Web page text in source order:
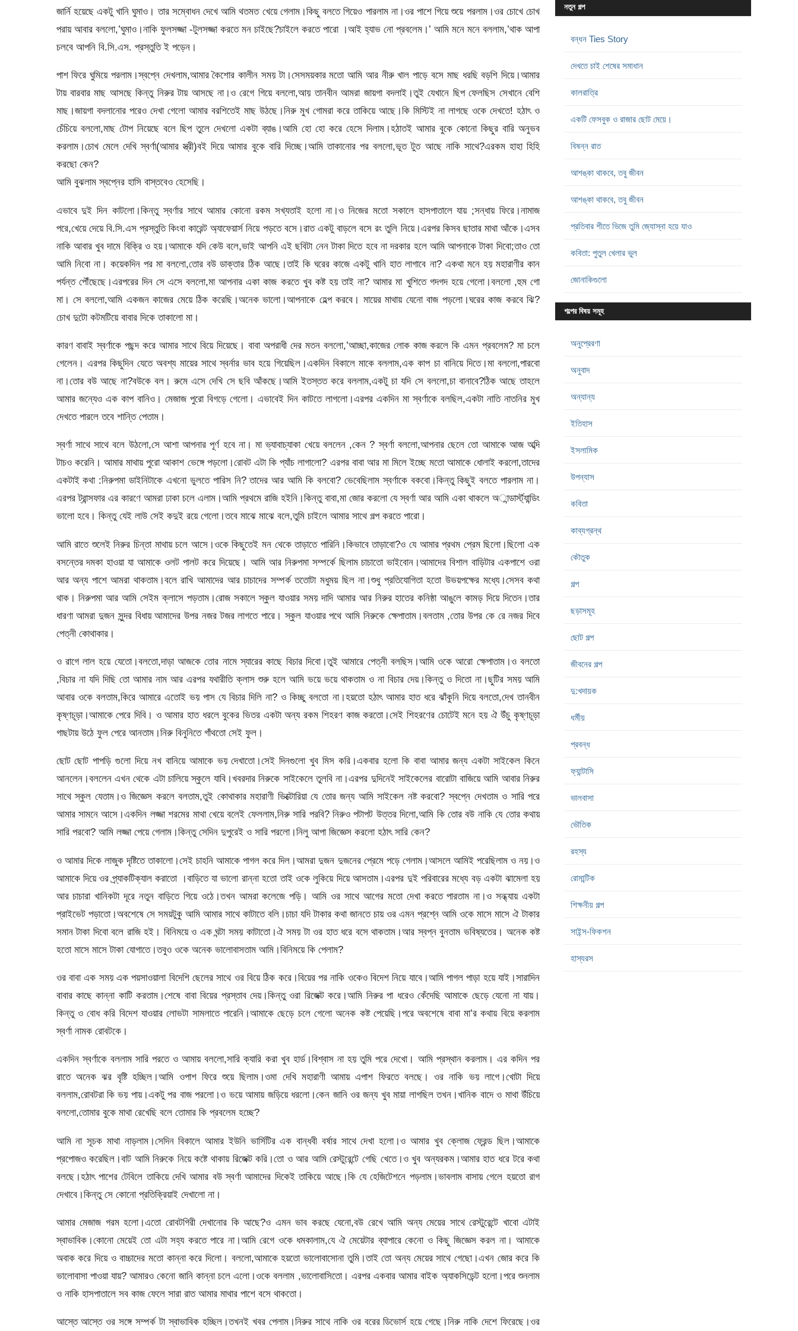
জার্নি হয়েছে একটু খানি ঘুমাও। তার সম্বোধন দেখে আমি থতমত খেয়ে গেলাম।কিছু বলতে গিয়েও পারলাম না।ওর পাশে গিয়ে শুয়ে পরলাম।ওর চোখে চোখ
পরায় আবার বললো,’ঘুমাও।নাকি ফুলসজ্জা -টুলসজ্জা করতে মন চাইছে?চাইলে করতে পারো ।আই হ্যাভ নো প্রবলেম।’ আমি মনে মনে বললাম,’থাক আপা
চলবে আপনি বি.সি.এস. প্রস্তুতি ই পড়েন।
পাশ ফিরে ঘুমিয়ে পরলাম।স্বপ্নে দেখলাম,আমার কৈশোর কালীন সময় টা।সেসময়কার মতো আমি আর নীরু খাল পাড়ে বসে মাছ ধরছি বড়শি দিয়ে।আমার
টায় বারবার মাছ আসছে কিন্তু নিরুর টায় আসছে না।ও রেগে গিয়ে বললো,আয় তানবীন আমরা জায়গা বদলাই।তুই যেখানে ছিপ ফেলছিস সেখানে বেশি
মাছ।জায়গা বদলানোর পরেও দেখা গেলো আমার বরশিতেই মাছ উঠছে।নিরু মুখ গোমরা করে তাকিয়ে আছে।কি মিস্টিই না লাগছে ওকে দেখতে! হঠাৎ ও
চেঁচিয়ে বললো,মাছ টোপ নিয়েছে বলে ছিপ তুলে দেখলো একটা ব্যাঙ।আমি হো হো করে হেসে দিলাম।হঠাতই আমার বুকে কোনো কিছুর বারি অনুভব
করলাম।চোখ মেলে দেখি স্বর্ণা(আমার স্ত্রী)বই দিয়ে আমার বুকে বারি দিচ্ছে।আমি তাকানোর পর বললো,ভূত টুত আছে নাকি সাথে?এরকম হাহা হিহি
করছো কেন?
আমি বুঝলাম স্বপ্নের হাসি বাস্তবেও হেসেছি।
এভাবে দুই দিন কাটলো।কিন্তু স্বর্ণার সাথে আমার কোনো রকম সখ্যতাই হলো না।ও নিজের মতো সকালে হাসপাতালে যায় ;সন্ধায় ফিরে।নামাজ
পরে,খেয়ে দেয়ে বি.সি.এস প্রস্তুতি কিংবা কারেন্ট অ্যাফেয়ার্স নিয়ে পড়তে বসে।রাত একটু বাড়লে বসে রং তুলি নিয়ে।এরপর কিসব ছাতার মাথা আঁকে।এসব
নাকি আবার খুব দামে বিক্রি ও হয়।আমাকে যদি কেউ বলে,ভাই আপনি এই ছবিটা নেন টাকা দিতে হবে না দরকার হলে আমি আপনাকে টাকা দিবো;তাও তো
আমি নিবো না। কয়েকদিন পর মা বললো,তোর বউ ডাক্তার ঠিক আছে।তাই কি ঘরের কাজে একটু খানি হাত লাগাবে না? একথা মনে হয় মহারাণীর কান
পর্যন্ত পৌঁছেছে।এরপরের দিন সে এসে বললো,মা আপনার একা কাজ করতে খুব কষ্ট হয় তাই না? আমার মা খুশিতে গদগদ হয়ে গেলো।বললো ,হুম গো
মা। সে বললো,আমি একজন কাজের মেয়ে ঠিক করেছি।অনেক ভালো।আপনাকে হেল্প করবে। মায়ের মাথায় যেনো বাজ পড়লো।ঘরের কাজ করবে ঝি?
চোখ দুটো কটমটিয়ে বাবার দিকে তাকালো মা।
কারণ বাবাই স্বর্ণাকে পছন্দ করে আমার সাথে বিয়ে দিয়েছে। বাবা অপরাধী দের মতন বললো,’আচ্ছা,কাজের লোক কাজ করলে কি এমন প্রবলেম? মা চলে
গেলেন। এরপর কিছুদিন যেতে অবশ্য মায়ের সাথে স্বর্নার ভাব হয়ে গিয়েছিল।একদিন বিকালে মাকে বললাম,এক কাপ চা বানিয়ে দিতে।মা বললো,পারবো
না।তোর বউ আছে না?বউকে বল। রুমে এসে দেখি সে ছবি আঁকছে।আমি ইতস্তত করে বললাম,একটু চা যদি সে বললো,চা বানাবে?ঠিক আছে তাহলে
আমার জন্যেও এক কাপ বানিও। মেজাজ পুরো বিগড়ে গেলো। এভাবেই দিন কাটতে লাগলো।এরপর একদিন মা স্বর্ণাকে বলছিল,একটা নাতি নাতনির মুখ
দেখতে পারলে তবে শান্তি পেতাম।
স্বর্ণা সাথে সাথে বলে উঠলো,সে আশা আপনার পূর্ণ হবে না। মা ভ্যাবাচ্যাকা খেয়ে বললেন ,কেন ? স্বর্ণা বললো,আপনার ছেলে তো আমাকে আজ অব্দি
টাচও করেনি। আমার মাথায় পুরো আকাশ ভেঙ্গে পড়লো।রোবট এটা কি প্যাঁচ লাগালো? এরপর বাবা আর মা মিলে ইচ্ছে মতো আমাকে ধোলাই করলো,তাদের
একটাই কথা :নিরুপমা ডাইনিটাকে এখনো ভুলতে পারিস নি? তাদের আর আমি কি বলবো? ভেবেছিলাম স্বর্ণাকে বকবো।কিন্তু কিছুই বলতে পারলাম না।
এরপর ট্রান্সফার এর কারণে আমরা ঢাকা চলে এলাম।আমি প্রথমে রাজি হইনি।কিন্তু বাবা,মা জোর করলো যে স্বর্ণা আর আমি একা থাকলে অান্ডার্স্ট্যান্ডিং
ভালো হবে। কিন্তু যেই লাউ সেই কদুই রয়ে গেলো।তবে মাঝে মাঝে বলে,তুমি চাইলে আমার সাথে গল্প করতে পারো।
আমি রাতে শুলেই নিরুর চিন্তা মাথায় চলে আসে।ওকে কিছুতেই মন থেকে তাড়াতে পারিনি।কিভাবে তাড়াবো?ও যে আমার প্রথম প্রেম ছিলো।ছিলো এক
বসন্তের দমকা হাওয়া যা আমাকে ওলট পালট করে দিয়েছে। আমি আর নিরুপমা সম্পর্কে ছিলাম চাচাতো ভাইবোন।আমাদের বিশাল বাড়িটার একপাশে ওরা
আর অন্য পাশে আমরা থাকতাম।বলে রাখি আমাদের আর চাচাদের সম্পর্ক ততোটা মধুময় ছিল না।শুধু প্রতিযোগিতা হতো উভয়পক্ষের মধ্যে।সেসব কথা
থাক। নিরুপমা আর আমি সেইম ক্লাসে পড়তাম।রোজ সকালে স্কুল যাওয়ার সময় দাদি আমার আর নিরুর হাতের কনিষ্ঠা আঙুলে কামড় দিয়ে দিতেন।তার
ধারণা আমরা দুজন সুন্দর বিধায় আমাদের উপর নজর টজর লাগতে পারে। স্কুল যাওয়ার পথে আমি নিরুকে ক্ষেপাতাম।বলতাম ,তোর উপর কে রে নজর দিবে
পেত্নী কোথাকার।
ও রাগে লাল হয়ে যেতো।বলতো,দাড়া আজকে তোর নামে স্যারের কাছে বিচার দিবো।তুই আমারে পেত্নী বলছিস।আমি ওকে আরো ক্ষেপাতাম।ও বলতো
,বিচার না যদি দিছি তো আমার নাম আর এরপর যথারীতি ক্লাস শুরু হলে আমি ভয়ে ভয়ে থাকতাম ও না বিচার দেয়।কিন্তু ও দিতো না।ছুটির সময় আমি
আবার ওকে বলতাম,কিরে আমারে এতোই ভয় পাস যে বিচার দিলি না? ও কিচ্ছু বলতো না।হয়তো হঠাৎ আমার হাত ধরে ঝাঁকুনি দিয়ে বলতো,দেখ তানবীন
কৃষ্ণচূড়া।আমাকে পেরে দিবি। ও আমার হাত ধরলে বুকের ভিতর একটা অন্য রকম শিহরণ কাজ করতো।সেই শিহরণের চোটেই মনে হয় ঐ উঁচু কৃষ্ণচূড়া
গাছটায় উঠে ফুল পেরে আনতাম।নিরু বিনুনিতে গাঁথতো সেই ফুল।
ছোট ছোট পাপড়ি গুলো দিয়ে নখ বানিয়ে আমাকে ভয় দেখাতো।সেই দিনগুলো খুব মিস করি।একবার হলো কি বাবা আমার জন্য একটা সাইকেল কিনে
আনলেন।বললেন এখন থেকে এটা চালিয়ে স্কুলে যাবি।খবরদার নিরুকে সাইকেলে তুলবি না।এরপর দুদিনেই সাইকেলের বারোটা বাজিয়ে আমি আবার নিরুর
সাথে স্কুল যেতাম।ও জিজ্ঞেস করলে বলতাম,তুই কোথাকার মহারাণী ভিক্টোরিয়া যে তোর জন্য আমি সাইকেল নষ্ট করবো? স্বপ্নে দেখতাম ও সারি পরে
আমার সামনে আসে।একদিন লজ্জা শরমের মাথা খেয়ে বলেই ফেললাম,নিরু সারি পরবি? নিরুও পটাপট উত্তর দিলো,আমি কি তোর বউ নাকি যে তোর কথায়
সারি পরবো? আমি লজ্জা পেয়ে গেলাম।কিন্তু সেদিন দুপুরেই ও সারি পরলো।নিলু আপা জিজ্ঞেস করলো হঠাৎ সারি কেন?
ও আমার দিকে লাজুক দৃষ্টিতে তাকালো।সেই চাহনি আমাকে পাগল করে দিল।আমরা দুজন দুজনের প্রেমে পড়ে গেলাম।আসলে আমিই পরেছিলাম ও নয়।ও
আমাকে দিয়ে ওর প্র্যাকটিক্যাল করাতো ।বাড়িতে যা ভালো রান্না হতো তাই ওকে লুকিয়ে দিয়ে আসতাম।এরপর দুই পরিবারের মধ্যে বড় একটা ঝামেলা হয়
আর চাচারা খানিকটা দূরে নতুন বাড়িতে গিয়ে ওঠে।তখন আমরা কলেজে পড়ি। আমি ওর সাথে আগের মতো দেখা করতে পারতাম না।ও সন্ধ্যায় একটা
প্রাইভেট পড়াতো।অবশেষে সে সময়টুকু আমি আমার সাথে কাটাতে বলি।চাচা যদি টাকার কথা জানতে চায় ওর এমন প্রশ্নে আমি ওকে মাসে মাসে ঐ টাকার
সমান টাকা দিবো বলে রাজি হই। বিনিময়ে ও এক ঘন্টা সময় কাটাতো।ঐ সময় টা ওর হাত ধরে বসে থাকতাম।আর স্বপ্ন বুনতাম ভবিষ্যতের। অনেক কষ্ট
হতো মাসে মাসে টাকা যোগাতে।তবুও ওকে অনেক ভালোবাসতাম আমি।বিনিময়ে কি পেলাম?
ওর বাবা এক সময় এক পয়সাওয়ালা বিদেশি ছেলের সাথে ওর বিয়ে ঠিক করে।বিয়ের পর নাকি ওকেও বিদেশ নিয়ে যাবে।আমি পাগল পাড়া হয়ে যাই।সারাদিন
বাবার কাছে কান্না কাটি করতাম।শেষে বাবা বিয়ের প্রস্তাব দেয়।কিন্তু ওরা রিজেক্ট করে।আমি নিরুর পা ধরেও কেঁদেছি আমাকে ছেড়ে যেনো না যায়।
কিন্তু ও বোধ করি বিদেশ যাওয়ার লোভটা সামলাতে পারেনি।আমাকে ছেড়ে চলে গেলো অনেক কষ্ট পেয়েছি।পরে অবশেষে বাবা মা’র কথায় বিয়ে করলাম
স্বর্ণা নামক রোবটকে।
একদিন স্বর্ণাকে বললাম সারি পরতে ও আমায় বললো,সারি ক্যারি করা খুব হার্ড।বিশ্বাস না হয় তুমি পরে দেখো। আমি প্রস্থান করলাম। এর কদিন পর
রাতে অনেক ঝর বৃষ্টি হচ্ছিল।আমি ওপাশ ফিরে শুয়ে ছিলাম।ওমা দেখি মহারাণী আমায় এপাশ ফিরতে বলছে। ওর নাকি ভয় লাগে।খোটা দিয়ে
বললাম,রোবটরা কি ভয় পায়।একটু পর বাজ পরলো।ও ভয়ে আমায় জড়িয়ে ধরলো।কেন জানি ওর জন্য খুব মায়া লাগছিল তখন।খানিক বাদে ও মাথা উঁচিয়ে
বললো,তোমার বুকে মাথা রেখেছি বলে তোমার কি প্রবলেম হচ্ছে?
আমি না সূচক মাথা নাড়লাম।সেদিন বিকালে আমার ইউনি ভার্সিটির এক বান্ধবী বর্ষার সাথে দেখা হলো।ও আমার খুব ক্লোজ ফ্রেন্ড ছিল।আমাকে
প্রপোজও করেছিল।বাট আমি নিরুকে নিয়ে কষ্টে থাকায় রিজেক্ট করি।তো ও আর আমি রেস্টুরেন্টে গেছি খেতে।ও খুব অন্যরকম।আমার হাত ধরে টরে কথা
বলছে।হঠাৎ পাশের টেবিলে তাকিয়ে দেখি আমার বউ স্বর্ণা আমাদের দিকেই তাকিয়ে আছে।কি যে হেজিটেশনে পড়লাম।ভাবলাম বাসায় গেলে হয়তো রাগ
দেখাবে।কিন্তু সে কোনো প্রতিক্রিয়াই দেখালো না।
আমার মেজাজ গরম হলো।এতো রোবটগিরী দেখানোর কি আছে?ও এমন ভাব করছে যেনো,বউ রেখে আমি অন্য মেয়ের সাথে রেস্টুরেন্টে খাবো এটাই
স্বাভাবিক।কোনো মেয়েই তো এটা সহ্য করতে পারে না।আমি রেগে ওকে ধমকালাম,যে ঐ মেয়েটার ব্যাপারে কেনো ও কিছু জিজ্ঞেস করল না। আমাকে
অবাক করে দিয়ে ও বাচ্চাদের মতো কান্না করে দিলো। বললো,আমাকে হয়তো ভালোবাসোনা তুমি।তাই তো অন্য মেয়ের সাথে গেছো।এখন জোর করে কি
ভালোবাসা পাওয়া যায়? আমারও কেনো জানি কান্না চলে এলো।ওকে বললাম ,ভালোবাসিতো। এরপর একবার আমার বাইক অ্যাকসিডেন্ট হলো।পরে শুনলাম
ও নাকি হাসপাতালে সব কাজ ফেলে সারা রাত আমার মাথার পাশে বসে থাকতো।
আস্তে আস্তে ওর সঙ্গে সম্পর্ক টা স্বাভাবিক হচ্ছিল।তখনই খবর পেলাম।নিরুর সাথে নাকি ওর বরের ডিভোর্স হয়ে গেছে।নিরু নাকি দেশে ফিরেছে।ওর
নতুন গল্প
বন্ধন Ties Story
দেখতে চাই শেষের সমাধান
কালরাত্রি
একটি ফেসবুক ও রাজার ছোট মেয়ে।
বিষন্ন রাত
আশঙ্কা থাকবে, তবু জীবন
আশঙ্কা থাকবে, তবু জীবন
প্রতিবার শীতে ভিজে তুমি জ্যোস্না হয়ে যাও
কবিতা: পুতুল খেলার ভুল
জোনাকিগুলো
গল্পের বিষয় সমূহ
অনুপ্রেরণা
অনুবাদ
অন্যান্য
ইতিহাস
ইসলামিক
উপন্যাস
কবিতা
কাব্যগ্রন্থ
কৌতুক
গল্প
ছড়াসমূহ
ছোট গল্প
জীবনের গল্প
দু:খদায়ক
ধর্মীয়
প্রবন্ধ
ফ্যান্টাসি
ভালবাসা
ভৌতিক
রহস্য
রোমান্টিক
শিক্ষনীয় গল্প
সাইন্স-ফিকশন
হাস্যরস